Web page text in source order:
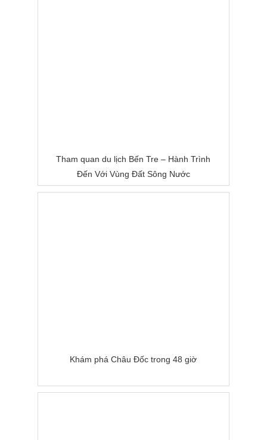
Tham quan du lịch Bến Tre – Hành Trình
Đến Với Vùng Đất Sông Nước
Khám phá Châu Đốc trong 48 giờ